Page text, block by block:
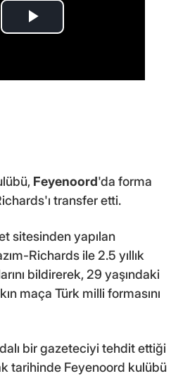
Feyenoord'da forma
transfer etti.
sitesinden yapılan
Richards ile 2.5 yıllık
bildirerek, 29 yaşındaki
maça Türk milli formasını
bir gazeteciyi tehdit ettiği
tarihinde Feyenoord kulübü